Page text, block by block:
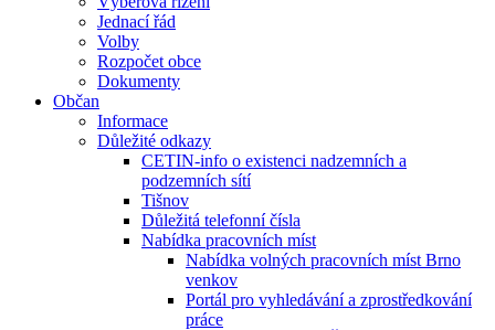
Jednací řád
Volby
Rozpočet obce
Dokumenty
Občan
Informace
Důležité odkazy
CETIN-info o existenci nadzemních a
podzemních sítí
Tišnov
Důležitá telefonní čísla
Nabídka pracovních míst
Nabídka volných pracovních míst Brno
venkov
Portál pro vyhledávání a zprostředkování
práce